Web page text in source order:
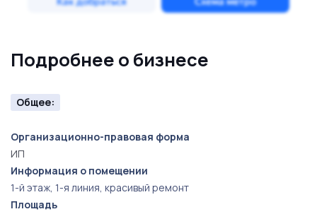
Подробнее о бизнесе
Общее:
Организационно-правовая форма
ИП
Информация о помещении
1-й этаж, 1-я линия, красивый ремонт
Площадь